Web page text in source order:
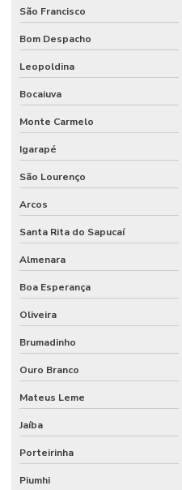
São Francisco
Bom Despacho
Leopoldina
Bocaiuva
Monte Carmelo
Igarapé
São Lourenço
Arcos
Santa Rita do Sapucaí
Almenara
Boa Esperança
Oliveira
Brumadinho
Ouro Branco
Mateus Leme
Jaíba
Porteirinha
Piumhi